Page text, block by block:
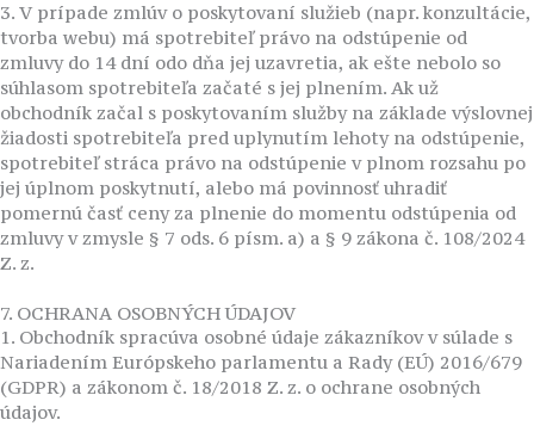
3. V prípade zmlúv o poskytovaní služieb (napr. konzultácie,
tvorba webu) má spotrebiteľ právo na odstúpenie od
zmluvy do 14 dní odo dňa jej uzavretia, ak ešte nebolo so
súhlasom spotrebiteľa začaté s jej plnením. Ak už
obchodník začal s poskytovaním služby na základe výslovnej
žiadosti spotrebiteľa pred uplynutím lehoty na odstúpenie,
spotrebiteľ stráca právo na odstúpenie v plnom rozsahu po
jej úplnom poskytnutí, alebo má povinnosť uhradiť
pomernú časť ceny za plnenie do momentu odstúpenia od
zmluvy v zmysle § 7 ods. 6 písm. a) a § 9 zákona č. 108/2024
Z. z.
7. OCHRANA OSOBNÝCH ÚDAJOV
1. Obchodník spracúva osobné údaje zákazníkov v súlade s
Nariadením Európskeho parlamentu a Rady (EÚ) 2016/679
(GDPR) a zákonom č. 18/2018 Z. z. o ochrane osobných
údajov.